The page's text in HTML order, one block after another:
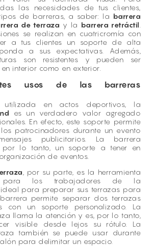
las necesidades de tus clientes,
de barreras, a saber: la barrera
de terraza y la barrera retráctil
se realizan en cuatricromía con
a tus clientes un soporte de alta
a sus expectativas. Además,
son resistentes y pueden ser
interior como en exterior.
usos de las barreras
utilizada en actos deportivos, la
es un verdadero valor agregado
En efecto, este soporte permite
patrocinadores durante un evento
publicitarios. La barrera
por lo tanto, un soporte a tener en
de eventos.
, por su parte, es la herramienta
para los trabajadores de la
ideal para preparar sus terrazas para
permite separar dos terrazas
con un soporte personalizado. La
llama la atención y es, por lo tanto,
visible desde lejos su rótulo. La
también se puede usar durante
para delimitar un espacio.